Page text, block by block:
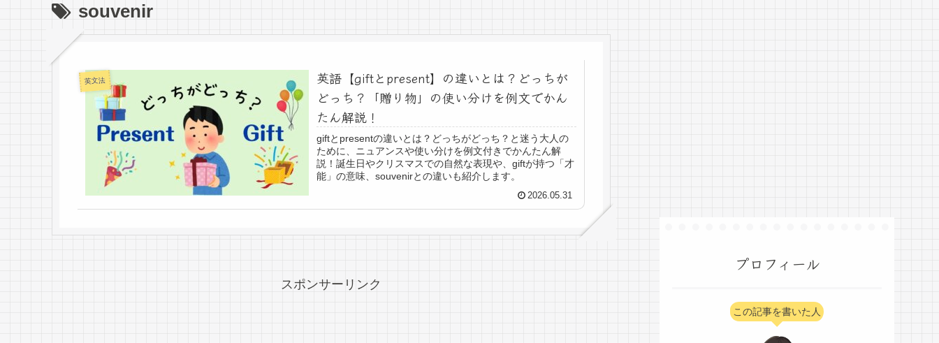
souvenir
英文法
英語【giftとpresent】の違いとは？どっちが
どっち？「贈り物」の使い分けを例文でかん
たん解説！
giftとpresentの違いとは？どっちがどっち？と迷う大人の
ために、ニュアンスや使い分けを例文付きでかんたん解
説！誕生日やクリスマスでの自然な表現や、giftが持つ「才
能」の意味、souvenirとの違いも紹介します。
2026.05.31
スポンサーリンク
プロフィール
この記事を書いた人